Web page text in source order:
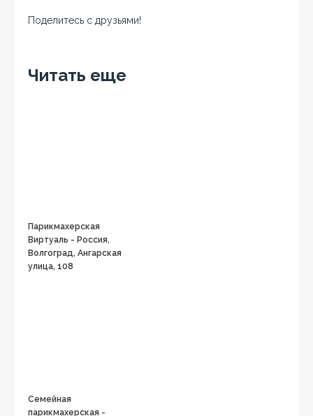
Поделитесь с друзьями!
Читать еще
Парикмахерская
Виртуаль - Россия,
Волгоград, Ангарская
улица, 108
Семейная
парикмахерская -